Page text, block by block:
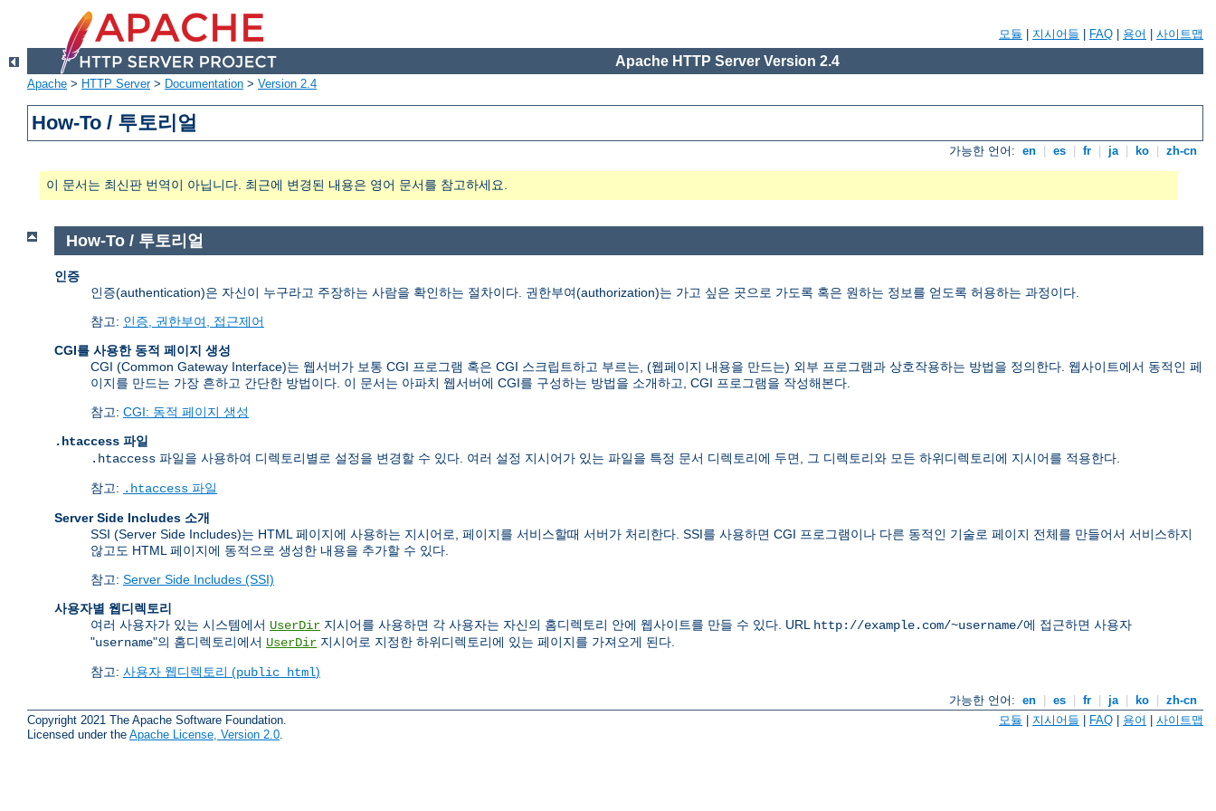
모듈 지시어들 FAQ 용어 사이트맵
Apache HTTP Server Version 2.4
Apache > HTTP Server> Documentation > Version 2.4
How-To / 투토리얼
가능한 언어: en es fr ja ko zh-cn
이 문서는 최신판 번역이 아닙니다. 최근에 변경된 내용은 영어 문서를 참고하세요.
How-To / 투토리얼
인증
인증(authentication)은 자신이 누구라고 주장하는 사람을 확인하는 절차이다. 권한부여(authorization)는 가고 싶은 곳으로 가도록 혹은 원하는 정보를 얻도록 허용하는 과정이다.
참고: 인증, 권한부여, 접근제어
CGI를 사용한 동적 페이지 생성
CGI (Common Gateway Interface)는 웹서버가 보통 CGI 프로그램 혹은 CGI 스크립트하고 부르는, (웹페이지 내용을 만드는) 외부 프로그램과 상호작용하는 방법을 정의한다. 웹사이트에서 동적인 페
이지를 만드는 가장 흔하고 간단한 방법이다. 이 문서는 아파치 웹서버에 CGI를 구성하는 방법을 소개하고, CGI 프로그램을 작성해본다.
참고: CGI: 동적 페이지 생성
.htaccess 파일
.htaccess 파일을 사용하여 디렉토리별로 설정을 변경할 수 있다. 여러 설정 지시어가 있는 파일을 특정 문서 디렉토리에 두면, 그 디렉토리와 모든 하위디렉토리에 지시어를 적용한다.
참고: .htaccess 파일
Server Side Includes 소개
SSI (Server Side Includes)는 HTML 페이지에 사용하는 지시어로, 페이지를 서비스할때 서버가 처리한다. SSI를 사용하면 CGI 프로그램이나 다른 동적인 기술로 페이지 전체를 만들어서 서비스하지
않고도 HTML 페이지에 동적으로 생성한 내용을 추가할 수 있다.
참고: Server Side Includes (SSI)
사용자별 웹디렉토리
여러 사용자가 있는 시스템에서 UserDir 지시어를 사용하면 각 사용자는 자신의 홈디렉토리 안에 웹사이트를 만들 수 있다. URL http://example.com/~username/에 접근하면 사용자
"username"의 홈디렉토리에서 UserDir 지시어로 지정한 하위디렉토리에 있는 페이지를 가져오게 된다.
참고: 사용자 웹디렉토리 (public_html)
가능한 언어: en | es | fr | ja | ko | zh-cn
Copyright 2021 The Apache Software Foundation.
Licensed under the Apache License, Version 2.0.
모듈 지시어들 FAQ 용어 사이트맵